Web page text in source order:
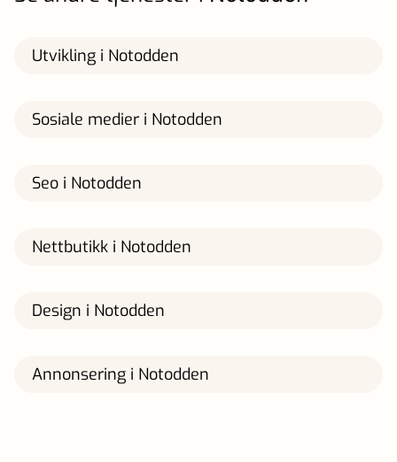
Utvikling i Notodden
Sosiale medier i Notodden
Seo i Notodden
Nettbutikk i Notodden
Design i Notodden
Annonsering i Notodden